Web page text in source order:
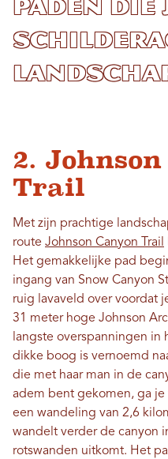
paden die
2.
Trail
Met zijn prachtige
route Johnson Canyon Trail
Het gemakkelijke pad
ingang van Snow Canyon
ruig lavaveld over voordat
31 meter hoge Johnson
langste overspanningen in
dikke boog is vernoemd
die met haar man in de
adem bent gekomen, ga
een wandeling van 2,6
wandelt verder de canyon
rotswanden uitkomt. Het